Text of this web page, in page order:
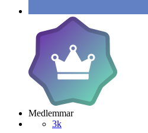
Medlemmar
3k